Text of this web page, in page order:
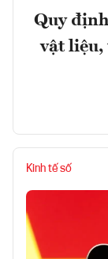
Quy
vật liệu,
Kinh tế số